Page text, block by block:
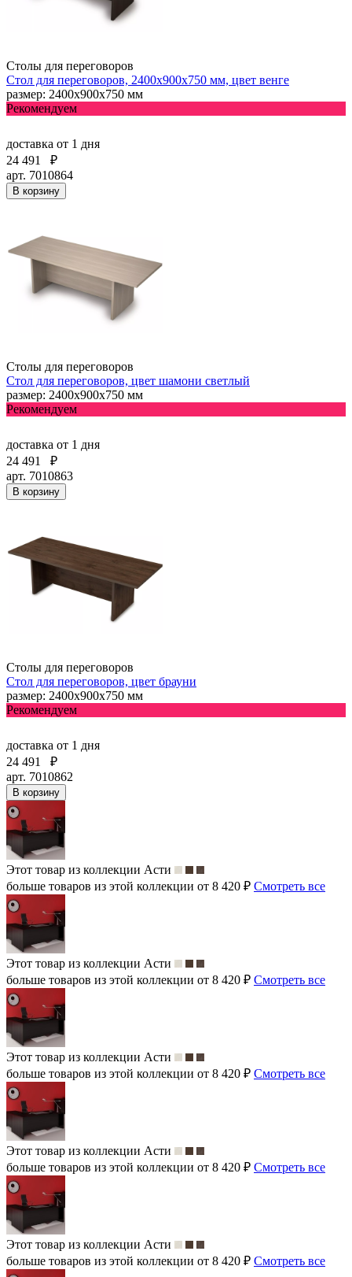
Столы для переговоров
Стол для переговоров, 2400х900х750 мм, цвет венге
размер: 2400х900х750 мм
Рекомендуем
доставка от 1 дня
24 491
₽
арт. 7010864
В корзину
Столы для переговоров
Стол для переговоров, цвет шамони светлый
размер: 2400х900х750 мм
Рекомендуем
доставка от 1 дня
24 491
₽
арт. 7010863
В корзину
Столы для переговоров
Стол для переговоров, цвет брауни
размер: 2400х900х750 мм
Рекомендуем
доставка от 1 дня
24 491
₽
арт. 7010862
В корзину
Этот товар из коллекции Асти
больше товаров из этой коллекции от 8 420 ₽ Смотреть все
Этот товар из коллекции Асти
больше товаров из этой коллекции от 8 420 ₽ Смотреть все
Этот товар из коллекции Асти
больше товаров из этой коллекции от 8 420 ₽ Смотреть все
Этот товар из коллекции Асти
больше товаров из этой коллекции от 8 420 ₽ Смотреть все
Этот товар из коллекции Асти
больше товаров из этой коллекции от 8 420 ₽ Смотреть все